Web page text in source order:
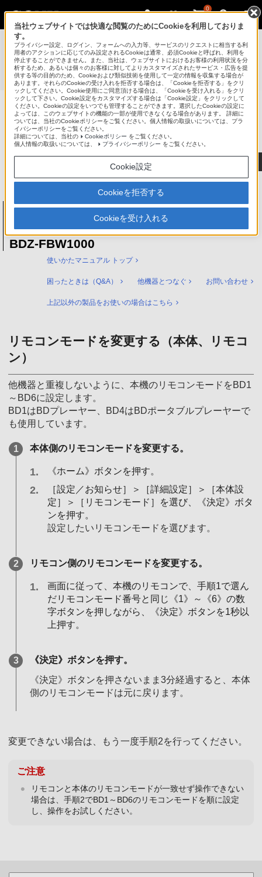
0
使いかたマニュアル（取扱説明 Web版）
BDZ-FBT4000 / BDZ-FBT3000 / BDZ-FBT2000 / BDZ-
FBT1000 / BDZ-FBW2000 / BDZ-FBW1000 使いかたマニュ
アル
ブルーレイディスク/DVDレコーダー
サポート・お問い合わせ
ブルーレイディスク/DVDレコーダー
BDZ-FBT4000 / BDZ-FBT3000 / BDZ-
FBT2000 / BDZ-FBT1000 / BDZ-FBW2000 /
BDZ-FBW1000
使いかたマニュアル トップ
困ったときは（Q&A） 他機器とつなぐ お問い合わせ
上記以外の製品をお使いの場合はこちら
リモコンモードを変更する（本体、リモコ
ン）
他機器と重複しないように、本機のリモコンモードをBD1
～BD6に設定します。
BD1はBDプレーヤー、BD4はBDポータブルプレーヤーで
も使用しています。
本体側のリモコンモードを変更する。
《ホーム》ボタンを押す。
［設定／お知らせ］＞［詳細設定］＞［本体設
定］＞［リモコンモード］を選び、《決定》ボタ
ンを押す。
設定したいリモコンモードを選びます。
リモコン側のリモコンモードを変更する。
画面に従って、本機のリモコンで、手順1で選ん
だリモコンモード番号と同じ《1》～《6》の数
字ボタンを押しながら、《決定》ボタンを1秒以
上押す。
《決定》ボタンを押す。
《決定》ボタンを押さないまま3分経過すると、本体
側のリモコンモードは元に戻ります。
変更できない場合は、もう一度手順2を行ってください。
ご注意
リモコンと本体のリモコンモードが一致せず操作できない
場合は、手順2でBD1～BD6のリモコンモードを順に設定
し、操作をお試しください。
当社ウェブサイトでは快適な閲覧のためにCookieを利用しておりま
す。
プライバシー設定、ログイン、フォームへの入力等、サービスのリクエストに相当する利
用者のアクションに応じてのみ設定されるCookieは通常、必須Cookieと呼ばれ、利用を
停止することができません。また、当社は、ウェブサイトにおけるお客様の利用状況を分
析するため、あるいは個々のお客様に対してよりカスタマイズされたサービス・広告を提
供する等の目的のため、Cookieおよび類似技術を使用して一定の情報を収集する場合が
あります。それらのCookieの受け入れを拒否する場合は、「Cookieを拒否する」をクリ
ックしてください。Cookie使用にご同意頂ける場合は、「Cookieを受け入れる」をクリ
ックして下さい。Cookie設定をカスタマイズする場合は「Cookie設定」をクリックして
ください。Cookieの設定をいつでも管理することができます。選択したCookieの設定に
よっては、このウェブサイトの機能の一部が使用できなくなる場合があります。 詳細に
ついては、当社のCookieポリシーをご覧ください。個人情報の取扱いについては、プラ
イバシーポリシーをご覧ください。
詳細については、当社の
Cookieポリシー をご覧ください。
個人情報の取扱いについては、
プライバシーポリシー をご覧ください。
Cookie設定
Cookieを拒否する
Cookieを受け入れる